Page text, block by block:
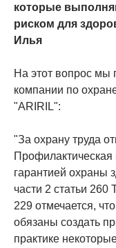
которые
риском для
Илья
На этот вопрос мы
компании по
"ARIRIL":
"За охрану труда
Профилактическая
гарантией охраны
части 2 статьи 260
229 отмечается,
обязаны создать
практике